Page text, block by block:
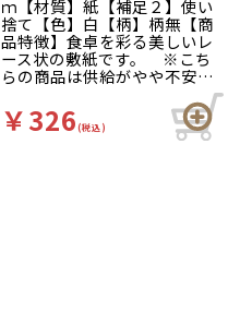
ｍ【材質】紙【補足２】使い
捨て【色】白【柄】柄無【商
品特徴】食卓を彩る美しいレ
ース状の敷紙です。 ※こち
らの商品は供給がやや不安定
承ください。
￥326(税込)